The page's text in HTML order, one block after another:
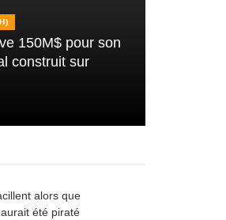
150M$ pour son
construit sur
alors que
été piraté